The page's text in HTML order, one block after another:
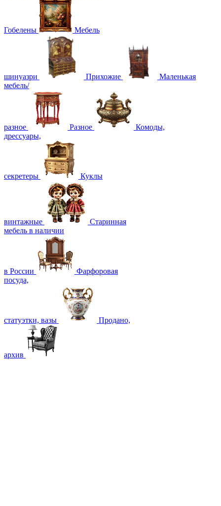
Гобелены Мебель
шинуазри Прихожие
Маленькая
мебель/
разное Разное
Комоды,
дрессуары,
секретеры Куклы
винтажные
Старинная
мебель в наличии
в России
Фарфоровая
посуда,
статуэтки, вазы Продано,
архив